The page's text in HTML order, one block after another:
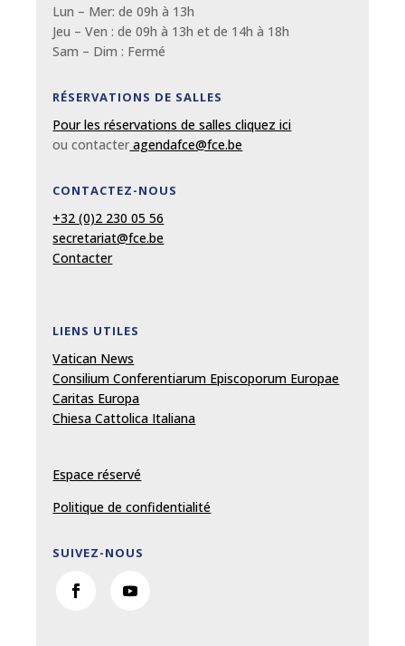
Lun – Mer: de 09h à 13h
Jeu – Ven : de 09h à 13h et de 14h à 18h
Sam – Dim : Fermé
RÉSERVATIONS DE SALLES
Pour les réservations de salles cliquez ici
ou contacter agendafce@fce.be
CONTACTEZ-NOUS
+32 (0)2 230 05 56
secretariat@fce.be
Contacter
LIENS UTILES
Vatican News
Consilium Conferentiarum Episcoporum Europae
Caritas Europa
Chiesa Cattolica Italiana
Espace réservé
Politique de confidentialité
SUIVEZ-NOUS